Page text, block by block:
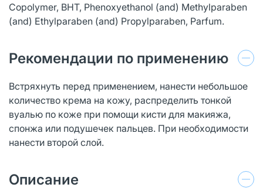
Copolymer, ВНТ, Phenoxyethanol (and) Methylparaben
(and) Ethylparaben (and) Propylparaben, Parfum.
Рекомендации по применению
Встряхнуть перед применением, нанести небольшое
количество крема на кожу, распределить тонкой
вуалью по коже при помощи кисти для макияжа,
спонжа или подушечек пальцев. При необходимости
нанести второй слой.
Описание